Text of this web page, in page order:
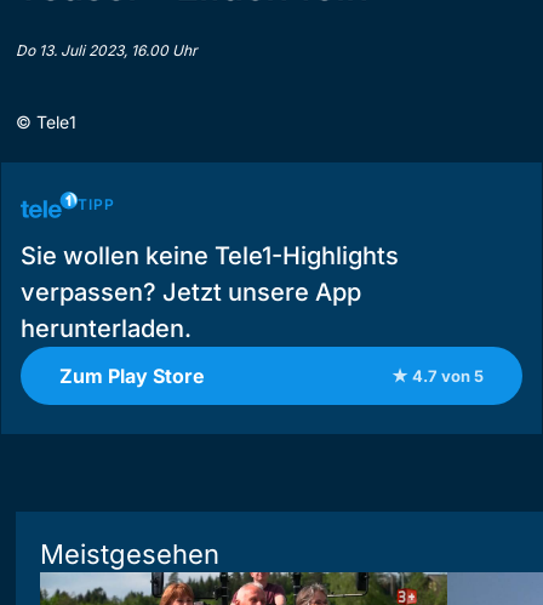
Do 13. Juli 2023, 16.00 Uhr
© Tele1
TIPP
Sie wollen keine Tele1-Highlights
verpassen? Jetzt unsere App
herunterladen.
Zum Play Store ★ 4.7 von 5
Meistgesehen